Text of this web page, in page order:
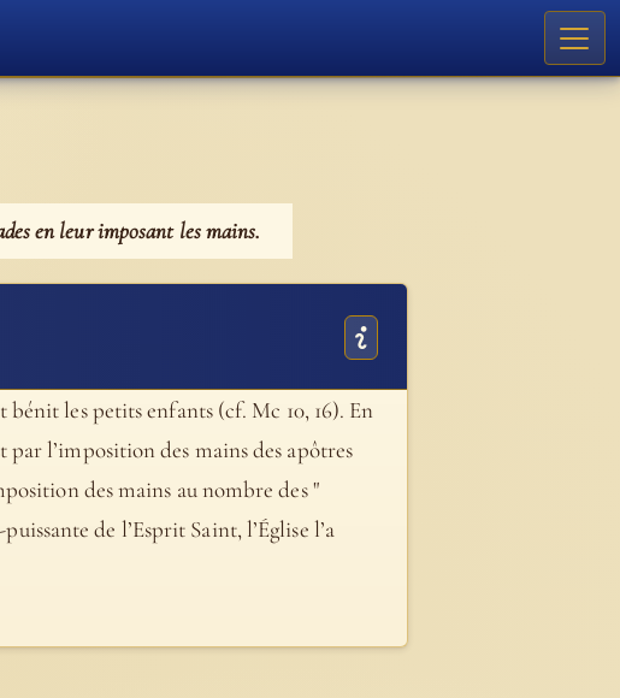
en leur imposant les mains.
bénit les petits enfants (cf. Mc 10, 16). En
par l’imposition des mains des apôtres
des mains au nombre des "
de l’Esprit Saint, l’Église l’a